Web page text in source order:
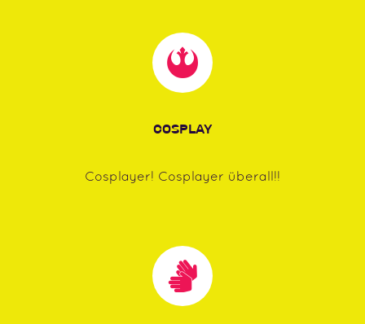
COSPLAY
Cosplayer! Cosplayer überall!!